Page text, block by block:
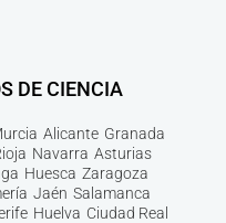
DE CIENCIA
Alicante Granada
Navarra Asturias
Huesca Zaragoza
Jaén Salamanca
Huelva Ciudad Real